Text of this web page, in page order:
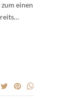
einen